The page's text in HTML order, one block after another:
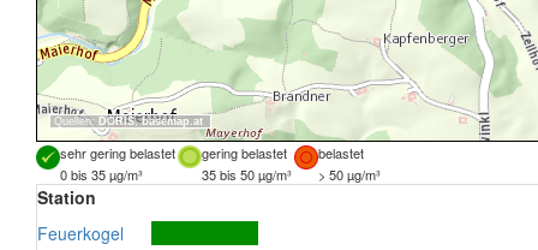
Quellen: DORIS,basemap.at
sehr gering belastet gering belastet
belastet
0 bis 35 µg/m³
35 bis 50 µg/m³ > 50 µg/m³
Station
Feuerkogel